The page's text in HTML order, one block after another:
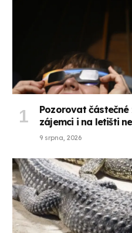
Pozorovat částečné
zájemci i na letišti
9 srpna, 2026